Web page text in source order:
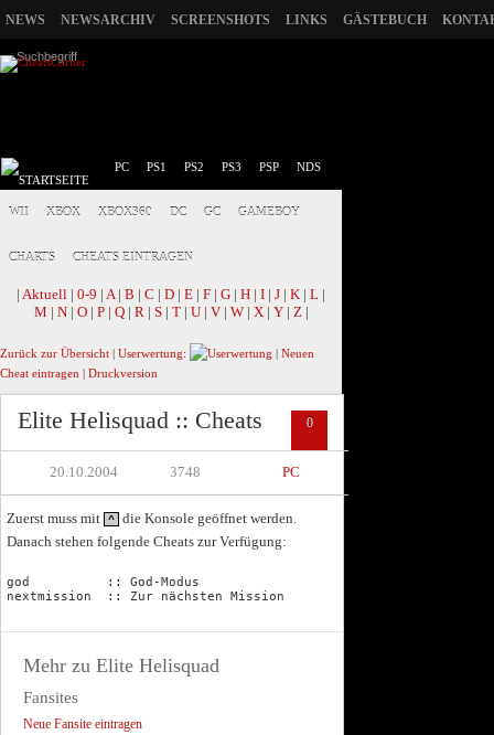
NEWS NEWSARCHIV SCREENSHOTS LINKS GÄSTEBUCH
PC PS1 PS2 PS3 PSP NDS
WII XBOX XBOX360 DC GC GAMEBOY
CHARTS CHEATS EINTRAGEN
| Aktuell | 0-9 | A| B | C | D | E | F | G | H | I | J | K | L |
M | N | O | P | Q | R | S | T | U | V | W | X | Y | Z |
Zurück zur Übersicht | Userwertung: | Neuen
Cheat eintragen | Druckversion
Elite Helisquad :: Cheats 0
20.10.2004 3748 PC
Zuerst muss mit ^
die Konsole geöffnet werden.
Danach stehen folgende Cheats zur Verfügung:
god          :: God-Modus
Mehr zu Elite Helisquad
Fansites
Neue Fansite eintragen